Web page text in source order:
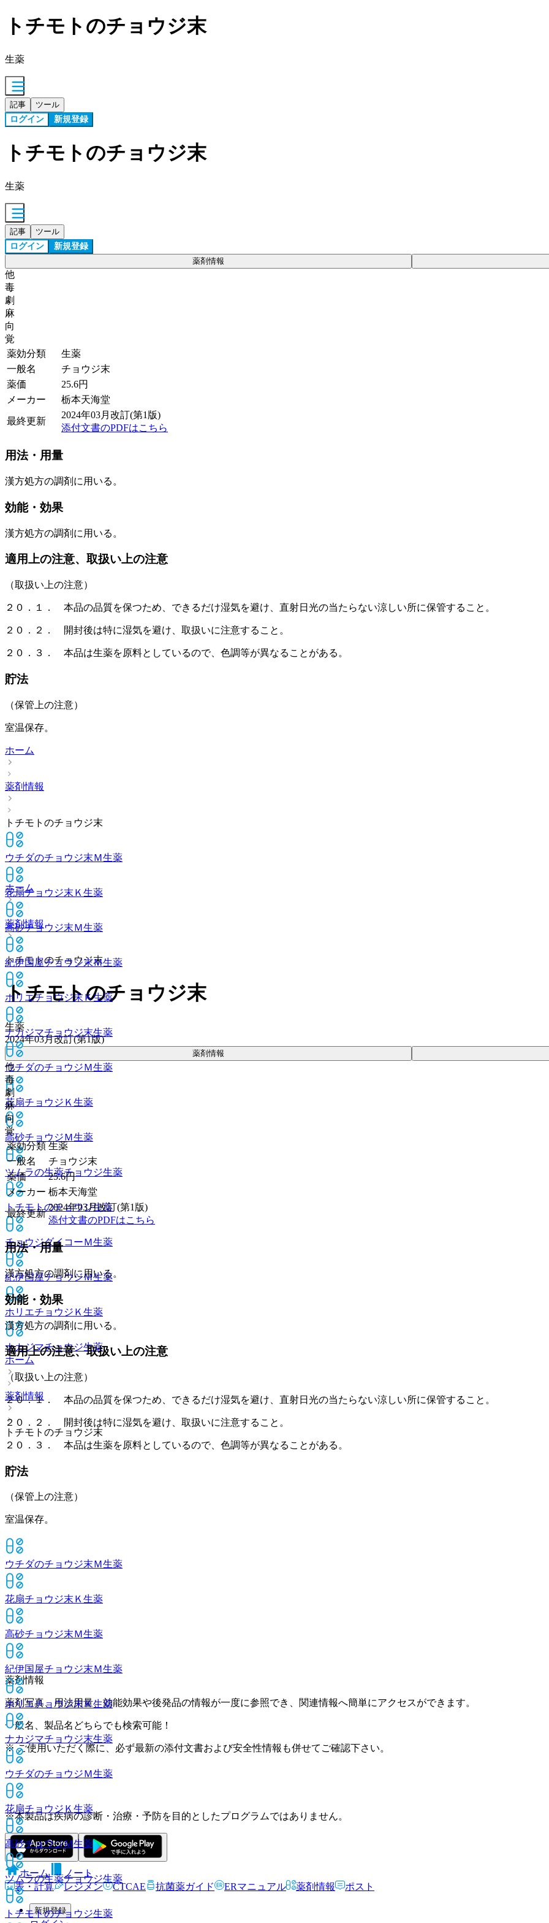
トチモトのチョウジ末
生薬
記事 ツール
ログイン 新規登録
トチモトのチョウジ末
生薬
記事 ツール
ログイン 新規登録
薬剤情報
他
毒
劇
麻
向
覚
薬効分類
生薬
一般名
チョウジ末
薬価
25.6円
メーカー
栃本天海堂
最終更新
2024年03月改訂(第1版)
添付文書のPDFはこちら
用法・用量
漢方処方の調剤に用いる。
効能・効果
漢方処方の調剤に用いる。
適用上の注意、取扱い上の注意
（取扱い上の注意）
２０．１． 本品の品質を保つため、できるだけ湿気を避け、直射日光の当たらない涼しい所に保管すること。
２０．２． 開封後は特に湿気を避け、取扱いに注意すること。
２０．３． 本品は生薬を原料としているので、色調等が異なることがある。
貯法
（保管上の注意）
室温保存。
ホーム
薬剤情報
トチモトのチョウジ末
ウチダのチョウジ末Ｍ生薬
花扇チョウジ末Ｋ 生薬
高砂チョウジ末Ｍ生薬
紀伊国屋チョウジ末Ｍ生薬
ホリエチョウジ末Ｋ生薬
ナカジマチョウジ末生薬
ウチダのチョウジＭ生薬
花扇チョウジＫ 生薬
高砂チョウジＭ生薬
ツムラの生薬チョウジ生薬
トチモトのチョウジ生薬
チョウジダイコーＭ生薬
紀伊国屋チョウジＭ生薬
ホリエチョウジＫ 生薬
ナカジマチョウジ生薬
ホーム
薬剤情報
トチモトのチョウジ末
ホーム
薬剤情報
トチモトのチョウジ末
トチモトのチョウジ末
生薬
2024年03月改訂(第1版)
薬剤情報
他
毒
劇
麻
向
覚
薬効分類 生薬
一般名
チョウジ末
薬価
25.6円
メーカー 栃本天海堂
最終更新
2024年03月改訂(第1版)
添付文書のPDFはこちら
用法・用量
漢方処方の調剤に用いる。
効能・効果
漢方処方の調剤に用いる。
適用上の注意、取扱い上の注意
（取扱い上の注意）
２０．１． 本品の品質を保つため、できるだけ湿気を避け、直射日光の当たらない涼しい所に保管すること。
２０．２． 開封後は特に湿気を避け、取扱いに注意すること。
２０．３． 本品は生薬を原料としているので、色調等が異なることがある。
貯法
（保管上の注意）
室温保存。
ウチダのチョウジ末Ｍ生薬
花扇チョウジ末Ｋ 生薬
高砂チョウジ末Ｍ生薬
紀伊国屋チョウジ末Ｍ生薬
ホリエチョウジ末Ｋ生薬
ナカジマチョウジ末生薬
ウチダのチョウジＭ生薬
花扇チョウジＫ 生薬
高砂チョウジＭ生薬
ツムラの生薬チョウジ生薬
トチモトのチョウジ生薬
薬剤情報
薬剤写真、用法用量、効能効果や後発品の情報が一度に参照でき、関連情報へ簡単にアクセスができます。
一般名、製品名どちらでも検索可能！
※ ご使用いただく際に、必ず最新の添付文書および安全性情報も併せてご確認下さい。
※本製品は疾病の診断・治療・予防を目的としたプログラムではありません。
ホーム
ノート
表・計算
レジメン CTCAE 抗菌薬ガイド ERマニュアル 薬剤情報 ポスト
新規登録